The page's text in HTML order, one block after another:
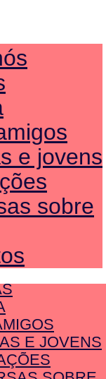
e jovens
sobre
E JOVENS